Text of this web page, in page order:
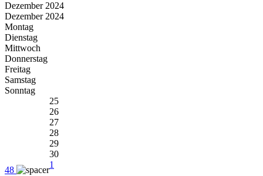
Dezember 2024
Dezember 2024
Montag
Dienstag
Mittwoch
Donnerstag
Freitag
Samstag
Sonntag
48
25
26
27
28
29
30
1